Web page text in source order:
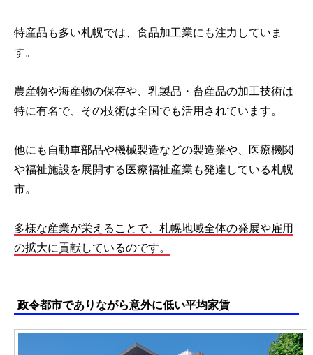
特産品も多い札幌では、食品加工業にも注力していま
す。
農産物や海産物の保存や、乳製品・畜産品の加工技術は
特に有名で、その技術は全国でも活用されています。
他にも自動車部品や機械製造などの製造業や、医療機関
や福祉施設を展開する医療福祉産業も発達している札幌
市。
多様な産業が栄えることで、札幌地域全体の発展や雇用
の拡大に貢献しているのです。
政令都市でありながら意外に低い平均家賃